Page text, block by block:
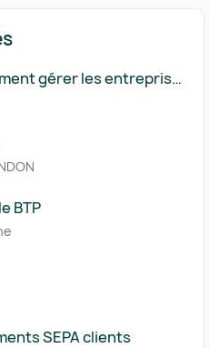
gérer les entreprises
SIRET) ?
BTP
SEPA clients